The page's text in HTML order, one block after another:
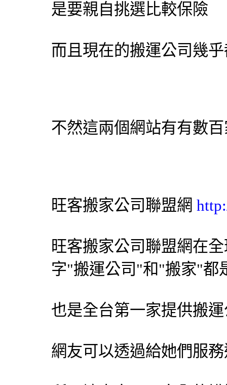
是要親自挑選比較保險
而且現在的搬運公司幾
不然這兩個網站有有數
旺客搬家公司聯盟網
旺客搬家公司聯盟網在
字"搬運公司"和"搬家"都
也是全台第一家提供搬
網友可以透過給她們服